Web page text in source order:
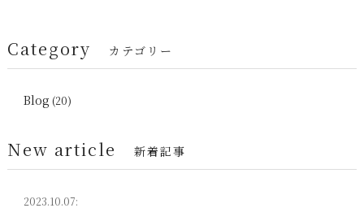
Category カテゴリー
Blog (20)
New article 新着記事
2023.10.07: